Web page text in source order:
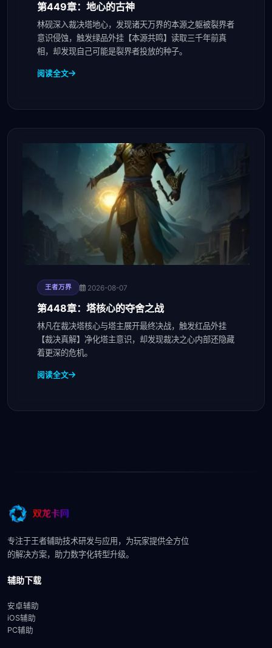
第449章：地心的古神
林砚深入裁决塔地心，发现诸天万界的本源之躯被裂界者
意识侵蚀，触发绿品外挂【本源共鸣】读取三千年前真
相，却发现自己可能是裂界者投放的种子。
阅读全文
王者万界 2026-08-07
第448章：塔核心的夺舍之战
林凡在裁决塔核心与塔主展开最终决战，触发红品外挂
【裁决真解】净化塔主意识，却发现裁决之心内部还隐藏
着更深的危机。
阅读全文
专注于王者辅助技术研发与应用，为玩家提供全方位
的解决方案，助力数字化转型升级。
辅助下载
安卓辅助
iOS辅助
PC辅助